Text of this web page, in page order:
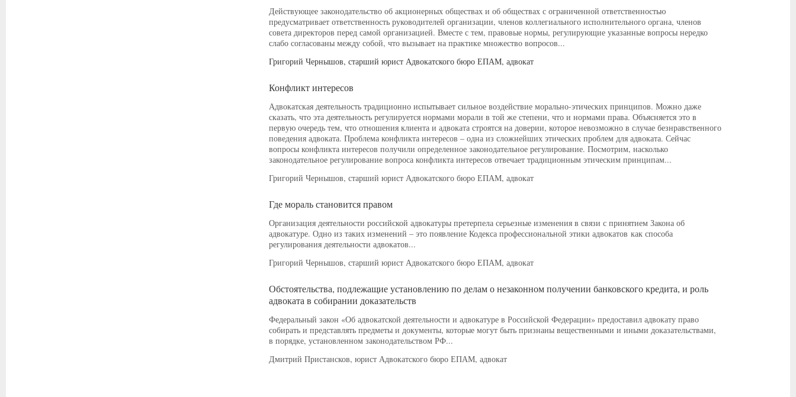
Действующее законодательство об акционерных обществах и об обществах с ограниченной ответственностью
предусматривает ответственность руководителей организации, членов коллегиального исполнительного органа, членов
совета директоров перед самой организацией. Вместе с тем, правовые нормы, регулирующие указанные вопросы нередко
слабо согласованы между собой, что вызывает на практике множество вопросов...
Григорий Чернышов, старший юрист Адвокатского бюро ЕПАМ, адвокат
Конфликт интересов
Адвокатская деятельность традиционно испытывает сильное воздействие морально-этических принципов. Можно даже
сказать, что эта деятельность регулируется нормами морали в той же степени, что и нормами права. Объясняется это в
первую очередь тем, что отношения клиента и адвоката строятся на доверии, которое невозможно в случае безнравственного
поведения адвоката. Проблема конфликта интересов – одна из сложнейших этических проблем для адвоката. Сейчас
вопросы конфликта интересов получили определенное законодательное регулирование. Посмотрим, насколько
законодательное регулирование вопроса конфликта интересов отвечает традиционным этическим принципам...
Григорий Чернышов, старший юрист Адвокатского бюро ЕПАМ, адвокат
Где мораль становится правом
Организация деятельности российской адвокатуры претерпела серьезные изменения в связи с принятием Закона об
адвокатуре. Одно из таких изменений – это появление Кодекса профессиональной этики адвокатов как способа
регулирования деятельности адвокатов...
Григорий Чернышов, старший юрист Адвокатского бюро ЕПАМ, адвокат
Обстоятельства, подлежащие установлению по делам о незаконном получении банковского кредита, и роль
адвоката в собирании доказательств
Федеральный закон «Об адвокатской деятельности и адвокатуре в Российской Федерации» предоставил адвокату право
собирать и представлять предметы и документы, которые могут быть признаны вещественными и иными доказательствами,
в порядке, установленном законодательством РФ...
Дмитрий Пристансков, юрист Адвокатского бюро ЕПАМ, адвокат